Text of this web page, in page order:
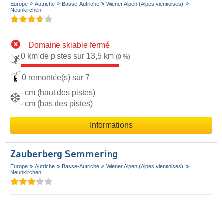
Europe Autriche Basse-Autriche
Wiener Alpen (Alpes viennoises)
Neunkirchen
Domaine skiable fermé
0 km de pistes sur 13,5 km (0 %)
0 remontée(s) sur 7
- cm (haut des pistes)
- cm (bas des pistes)
Informations
Zauberberg Semmering
Europe Autriche Basse-Autriche
Wiener Alpen (Alpes viennoises)
Neunkirchen